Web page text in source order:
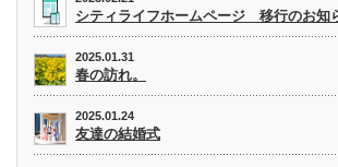
シティライフホームページ 移行のお知
2025.01.31
春の訪れ。
2025.01.24
友達の結婚式